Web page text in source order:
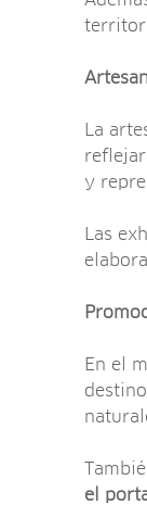
La
y
Las
En el
el